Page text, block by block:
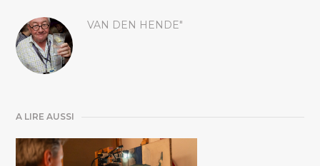
VAN DEN HENDE"
A LIRE AUSSI